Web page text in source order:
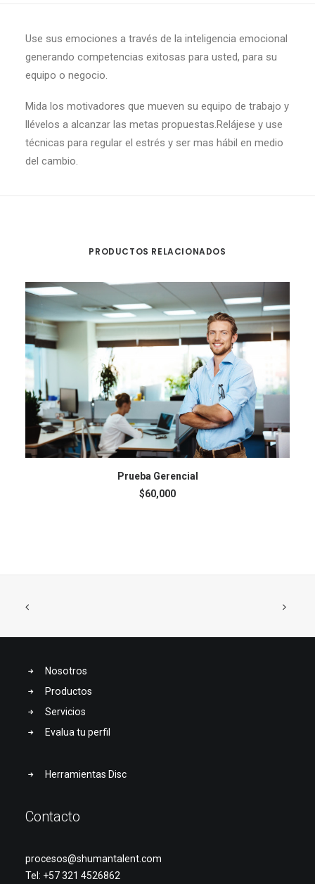
Use sus emociones a través de la inteligencia emocional
generando competencias exitosas para usted, para su
equipo o negocio.
Mida los motivadores que mueven su equipo de trabajo y
llévelos a alcanzar las metas propuestas.Relájese y use
técnicas para regular el estrés y ser mas hábil en medio
del cambio.
PRODUCTOS RELACIONADOS
AÑADIR AL CARRITO
Prueba Gerencial
$60,000
Nosotros
Productos
Servicios
Evalua tu perfil
Herramientas Disc
Contacto
procesos@shumantalent.com
Tel: +57321 4526862